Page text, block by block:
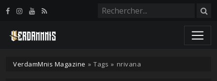
VerdamMnis Magazine » Tags » nrivana
Panneau de gestion des cookies